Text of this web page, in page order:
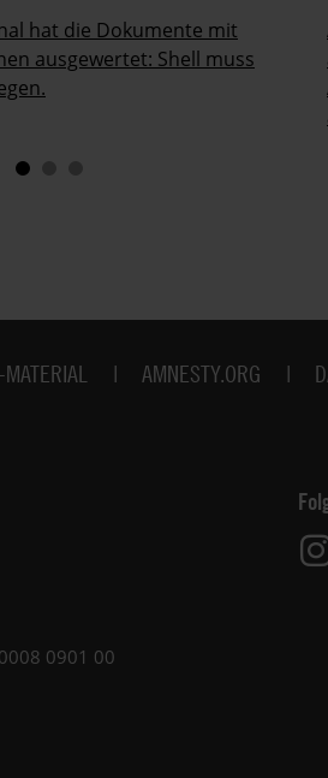
hat die Dokumente mit
ausgewertet: Shell muss
AMNESTY.ORG
0901 00